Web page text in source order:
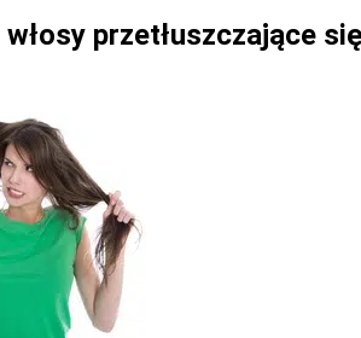
przetłuszczające